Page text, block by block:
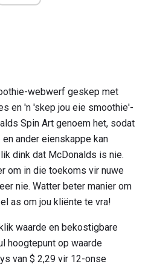
webwerf geskep met
en 'n 'skep jou eie smoothie'-
Spin Art genoem het, sodat
ander eienskappe kan
dink dat McDonalds is nie.
om in die toekoms vir nuwe
nie. Watter beter manier om
as om jou kliënte te vra!
waarde en bekostigbare
hoogtepunt op waarde
van $ 2,29 vir 12-onse